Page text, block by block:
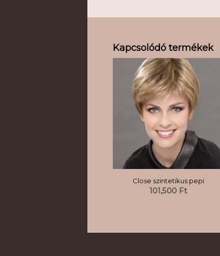
Kapcsolódó termékek
Close szintetikus pepi
101,500 Ft